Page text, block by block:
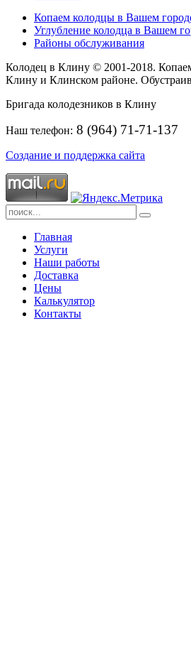
Копаем колодцы в Вашем
Углубление колодца в Вашем
Районы обслуживания
Колодец в Клину © 2001-2018.
Клину и Клинском районе.
Бригада колодезников в Клину
Наш телефон: 8 (964) 71-71-137
Создание и поддержка сайта
Главная
Услуги
Наши работы
Доставка
Цены
Калькулятор
Контакты